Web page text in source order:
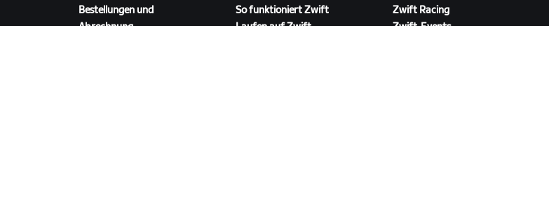
Bestellungen und
Abrechnung
So funktioniert Zwift
Laufen auf Zwift
Zwift Racing
Zwift-Events